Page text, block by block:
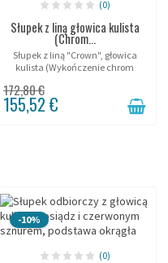
(0)
Słupek z liną głowica kulista
(Chrom...
Słupek z liną "Crown", głowica
kulista (Wykończenie chrom
172,80 €
155,52 €
-10%
(0)